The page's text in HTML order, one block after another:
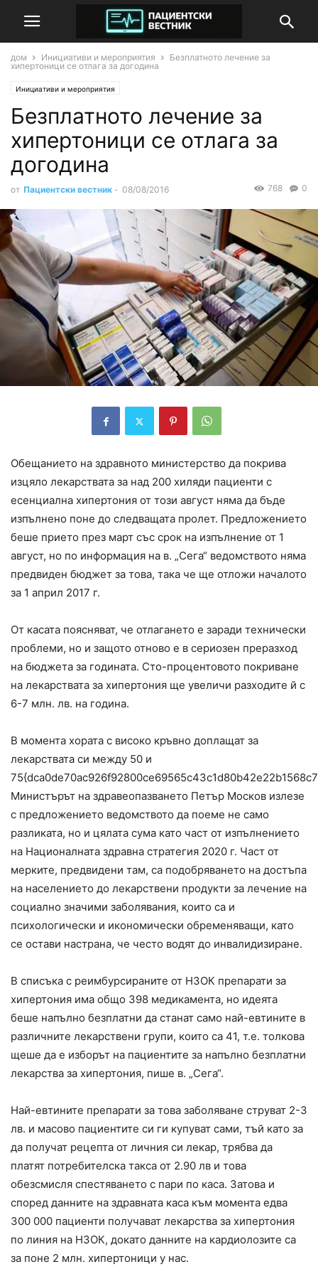
дом Инициативи и мероприятия
Безплатното лечение за
хипертоници се отлага за догодина
Инициативи и мероприятия
Безплатното лечение за
хипертоници се отлага за
догодина
от Пациентски вестник - 08/08/2016 0
768
Обещанието на здравното министерство да покрива
изцяло лекарствата за над 200 хиляди пациенти с
есенциална хипертония от този август няма да бъде
изпълнено поне до следващата пролет. Предложението
беше прието през март със срок на изпълнение от 1
август, но по информация на в. „Сега“ ведомството няма
предвиден бюджет за това, така че ще отложи началото
за 1 април 2017 г.
От касата поясняват, че отлагането е заради технически
проблеми, но и защото отново е в сериозен преразход
на бюджета за годината. Сто-процентовото покриване
на лекарствата за хипертония ще увеличи разходите й с
6-7 млн. лв. на година.
В момента хората с високо кръвно доплащат за
лекарствата си между 50 и
Министърът на здравеопазването Петър Москов излезе
с предложението ведомството да поеме не само
разликата, но и цялата сума като част от изпълнението
на Националната здравна стратегия 2020 г. Част от
мерките, предвидени там, са подобряването на достъпа
на населението до лекарствени продукти за лечение на
социално значими заболявания, които са и
психологически и икономически обременяващи, като
се остави настрана, че често водят до инвалидизиране.
В списъка с реимбурсираните от НЗОК препарати за
хипертония има общо 398 медикамента, но идеята
беше напълно безплатни да станат само най-евтините в
различните лекарствени групи, които са 41, т.е. толкова
щеше да е изборът на пациентите за напълно безплатни
лекарства за хипертония, пише в. „Сега“.
Най-евтините препарати за това заболяване струват 2-3
лв. и масово пациентите си ги купуват сами, тъй като за
да получат рецепта от личния си лекар, трябва да
платят потребителска такса от 2.90 лв и това
обезсмисля спестяването с пари по каса. Затова и
според данните на здравната каса към момента едва
300 000 пациенти получават лекарства за хипертония
по линия на НЗОК, докато данните на кардиолозите са
за поне 2 млн. хипертоници у нас.